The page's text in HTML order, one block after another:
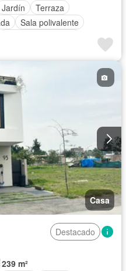
Jardín
Terraza
Sala polivalente
vigilancia Sin amueblar
Casa
Destacado
239 m²